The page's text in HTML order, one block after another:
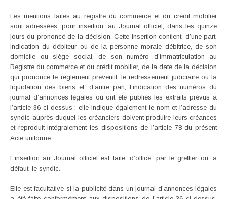
Les mentions faites au registre du commerce et du crédit mobilier
sont adressées, pour insertion, au Journal officiel, dans les quinze
jours du prononcé de la décision. Cette insertion contient, d’une part,
indication du débiteur ou de la personne morale débitrice, de son
domicile ou siège social, de son numéro d’immatriculation au
Registre du commerce et du crédit mobilier, de la date de la décision
qui prononce le règlement préventif, le redressement judiciaire ou la
liquidation des biens et, d’autre part, l’indication des numéros du
journal d’annonces légales où ont été publiés les extraits prévus à
l’article 36 ci-dessus ; elle indique également le nom et l’adresse du
syndic auprès duquel les créanciers doivent produire leurs créances
et reproduit intégralement les dispositions de l’article 78 du présent
Acte uniforme.
L’insertion au Journal officiel est faite, d’office, par le greffier ou, à
défaut, le syndic.
Elle est facultative si la publicité dans un journal d’annonces légales